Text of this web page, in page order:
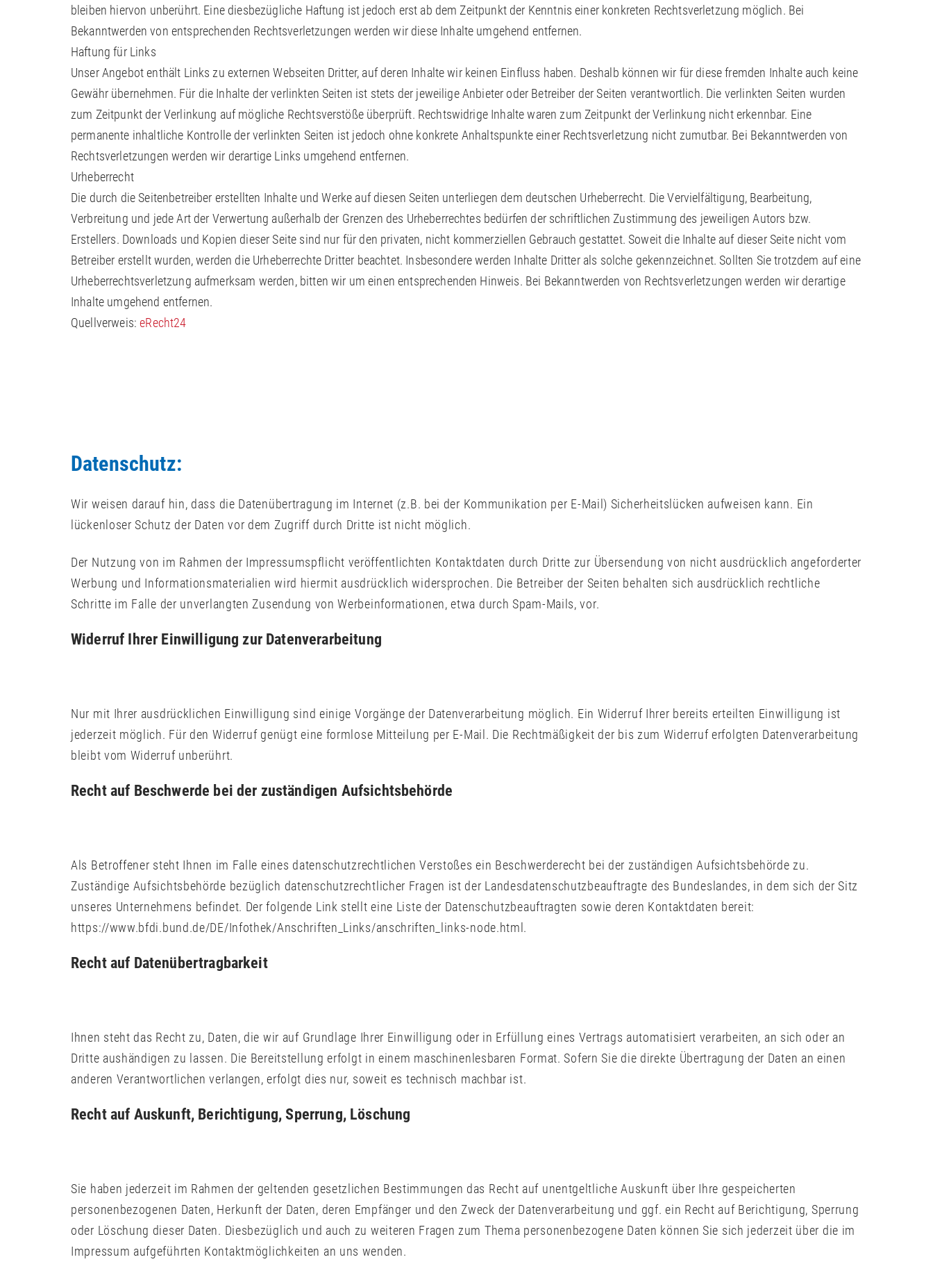
bleiben hiervon unberührt. Eine diesbezügliche Haftung ist jedoch erst ab dem Zeitpunkt der Kenntnis einer konkreten Rechtsverletzung möglich. Bei
Bekanntwerden von entsprechenden Rechtsverletzungen werden wir diese Inhalte umgehend entfernen.
Haftung für Links
Unser Angebot enthält Links zu externen Webseiten Dritter, auf deren Inhalte wir keinen Einfluss haben. Deshalb können wir für diese fremden Inhalte auch keine
Gewähr übernehmen. Für die Inhalte der verlinkten Seiten ist stets der jeweilige Anbieter oder Betreiber der Seiten verantwortlich. Die verlinkten Seiten wurden
zum Zeitpunkt der Verlinkung auf mögliche Rechtsverstöße überprüft. Rechtswidrige Inhalte waren zum Zeitpunkt der Verlinkung nicht erkennbar. Eine
permanente inhaltliche Kontrolle der verlinkten Seiten ist jedoch ohne konkrete Anhaltspunkte einer Rechtsverletzung nicht zumutbar. Bei Bekanntwerden von
Rechtsverletzungen werden wir derartige Links umgehend entfernen.
Urheberrecht
Die durch die Seitenbetreiber erstellten Inhalte und Werke auf diesen Seiten unterliegen dem deutschen Urheberrecht. Die Vervielfältigung, Bearbeitung,
Verbreitung und jede Art der Verwertung außerhalb der Grenzen des Urheberrechtes bedürfen der schriftlichen Zustimmung des jeweiligen Autors bzw.
Erstellers. Downloads und Kopien dieser Seite sind nur für den privaten, nicht kommerziellen Gebrauch gestattet. Soweit die Inhalte auf dieser Seite nicht vom
Betreiber erstellt wurden, werden die Urheberrechte Dritter beachtet. Insbesondere werden Inhalte Dritter als solche gekennzeichnet. Sollten Sie trotzdem auf eine
Urheberrechtsverletzung aufmerksam werden, bitten wir um einen entsprechenden Hinweis. Bei Bekanntwerden von Rechtsverletzungen werden wir derartige
Inhalte umgehend entfernen.
Quellverweis:eRecht24
Datenschutz:
Wir weisen darauf hin, dass die Datenübertragung im Internet (z.B. bei der Kommunikation per E-Mail) Sicherheitslücken aufweisen kann. Ein
lückenloser Schutz der Daten vor dem Zugriff durch Dritte ist nicht möglich.
Der Nutzung von im Rahmen der Impressumspflicht veröffentlichten Kontaktdaten durch Dritte zur Übersendung von nicht ausdrücklich angeforderter
Werbung und Informationsmaterialien wird hiermit ausdrücklich widersprochen. Die Betreiber der Seiten behalten sich ausdrücklich rechtliche
Schritte im Falle der unverlangten Zusendung von Werbeinformationen, etwa durch Spam-Mails, vor.
Widerruf Ihrer Einwilligung zur Datenverarbeitung
Nur mit Ihrer ausdrücklichen Einwilligung sind einige Vorgänge der Datenverarbeitung möglich. Ein Widerruf Ihrer bereits erteilten Einwilligung ist
jederzeit möglich. Für den Widerruf genügt eine formlose Mitteilung per E-Mail. Die Rechtmäßigkeit der bis zum Widerruf erfolgten Datenverarbeitung
bleibt vom Widerruf unberührt.
Recht auf Beschwerde bei der zuständigen Aufsichtsbehörde
Als Betroffener steht Ihnen im Falle eines datenschutzrechtlichen Verstoßes ein Beschwerderecht bei der zuständigen Aufsichtsbehörde zu.
Zuständige Aufsichtsbehörde bezüglich datenschutzrechtlicher Fragen ist der Landesdatenschutzbeauftragte des Bundeslandes, in dem sich der Sitz
unseres Unternehmens befindet. Der folgende Link stellt eine Liste der Datenschutzbeauftragten sowie deren Kontaktdaten bereit:
https://www.bfdi.bund.de/DE/Infothek/Anschriften_Links/anschriften_links-node.html.
Recht auf Datenübertragbarkeit
Ihnen steht das Recht zu, Daten, die wir auf Grundlage Ihrer Einwilligung oder in Erfüllung eines Vertrags automatisiert verarbeiten, an sich oder an
Dritte aushändigen zu lassen. Die Bereitstellung erfolgt in einem maschinenlesbaren Format. Sofern Sie die direkte Übertragung der Daten an einen
anderen Verantwortlichen verlangen, erfolgt dies nur, soweit es technisch machbar ist.
Recht auf Auskunft, Berichtigung, Sperrung, Löschung
Sie haben jederzeit im Rahmen der geltenden gesetzlichen Bestimmungen das Recht auf unentgeltliche Auskunft über Ihre gespeicherten
personenbezogenen Daten, Herkunft der Daten, deren Empfänger und den Zweck der Datenverarbeitung und ggf. ein Recht auf Berichtigung, Sperrung
oder Löschung dieser Daten. Diesbezüglich und auch zu weiteren Fragen zum Thema personenbezogene Daten können Sie sich jederzeit über die im
Impressum aufgeführten Kontaktmöglichkeiten an uns wenden.